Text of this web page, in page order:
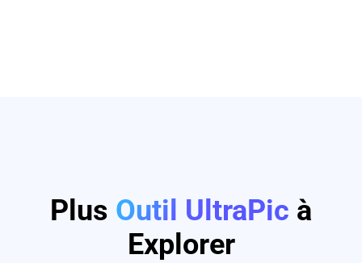
Plus Outil UltraPic à
Explorer